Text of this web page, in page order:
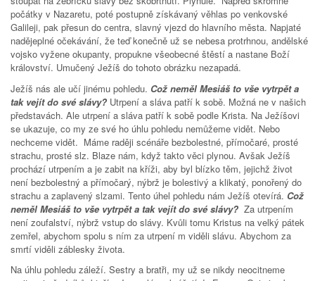
počátky v Nazaretu, poté postupně získávaný věhlas po venkovské
Galileji, pak přesun do centra, slavný vjezd do hlavního města. Napjaté
nadějeplné očekávání, že teď konečně už se nebesa protrhnou, andělské
vojsko vyžene okupanty, propukne všeobecné štěstí a nastane Boží
království. Umučený Ježíš do tohoto obrázku nezapadá.
Ježíš nás ale učí jinému pohledu. Což neměl Mesiáš to vše vytrpět a
tak vejít do své slávy? Utrpení a sláva patří k sobě. Možná ne v našich
představách. Ale utrpení a sláva patří k sobě podle Krista. Na Ježíšovi
se ukazuje, co my ze své ho úhlu pohledu nemůžeme vidět. Nebo
nechceme vidět. Máme raději scénáře bezbolestné, přímočaré, prosté
strachu, prosté slz. Blaze nám, když takto věci plynou. Avšak Ježíš
prochází utrpením a je zabit na kříži, aby byl blízko těm, jejichž život
není bezbolestný a přímočarý, nýbrž je bolestivý a klikatý, ponořený do
strachu a zaplavený slzami. Tento úhel pohledu nám Ježíš otevírá. Což
neměl Mesiáš to vše vytrpět a tak vejít do své slávy? Za utrpením
není zoufalství, nýbrž vstup do slávy. Kvůli tomu Kristus na velký pátek
zemřel, abychom spolu s ním za utrpení m viděli slávu. Abychom za
smrtí viděli záblesky života.
Na úhlu pohledu záleží. Sestry a bratři, my už se nikdy neocitneme